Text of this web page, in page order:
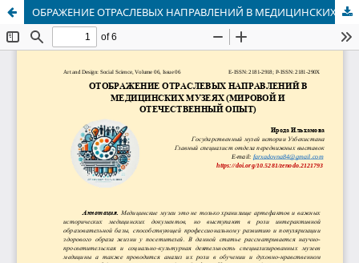
ОБРАЖЕНИЕ ОТРАСЛЕВЫХ НАПРАВЛЕНИЙ В МЕДИЦИНСКИХ МУЗЕЯХ (МИРОВОЙ И ОТЕЧЕСТВЕННЫЙ ОПЫТ)